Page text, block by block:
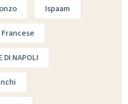
Ispaam
DI NAPOLI